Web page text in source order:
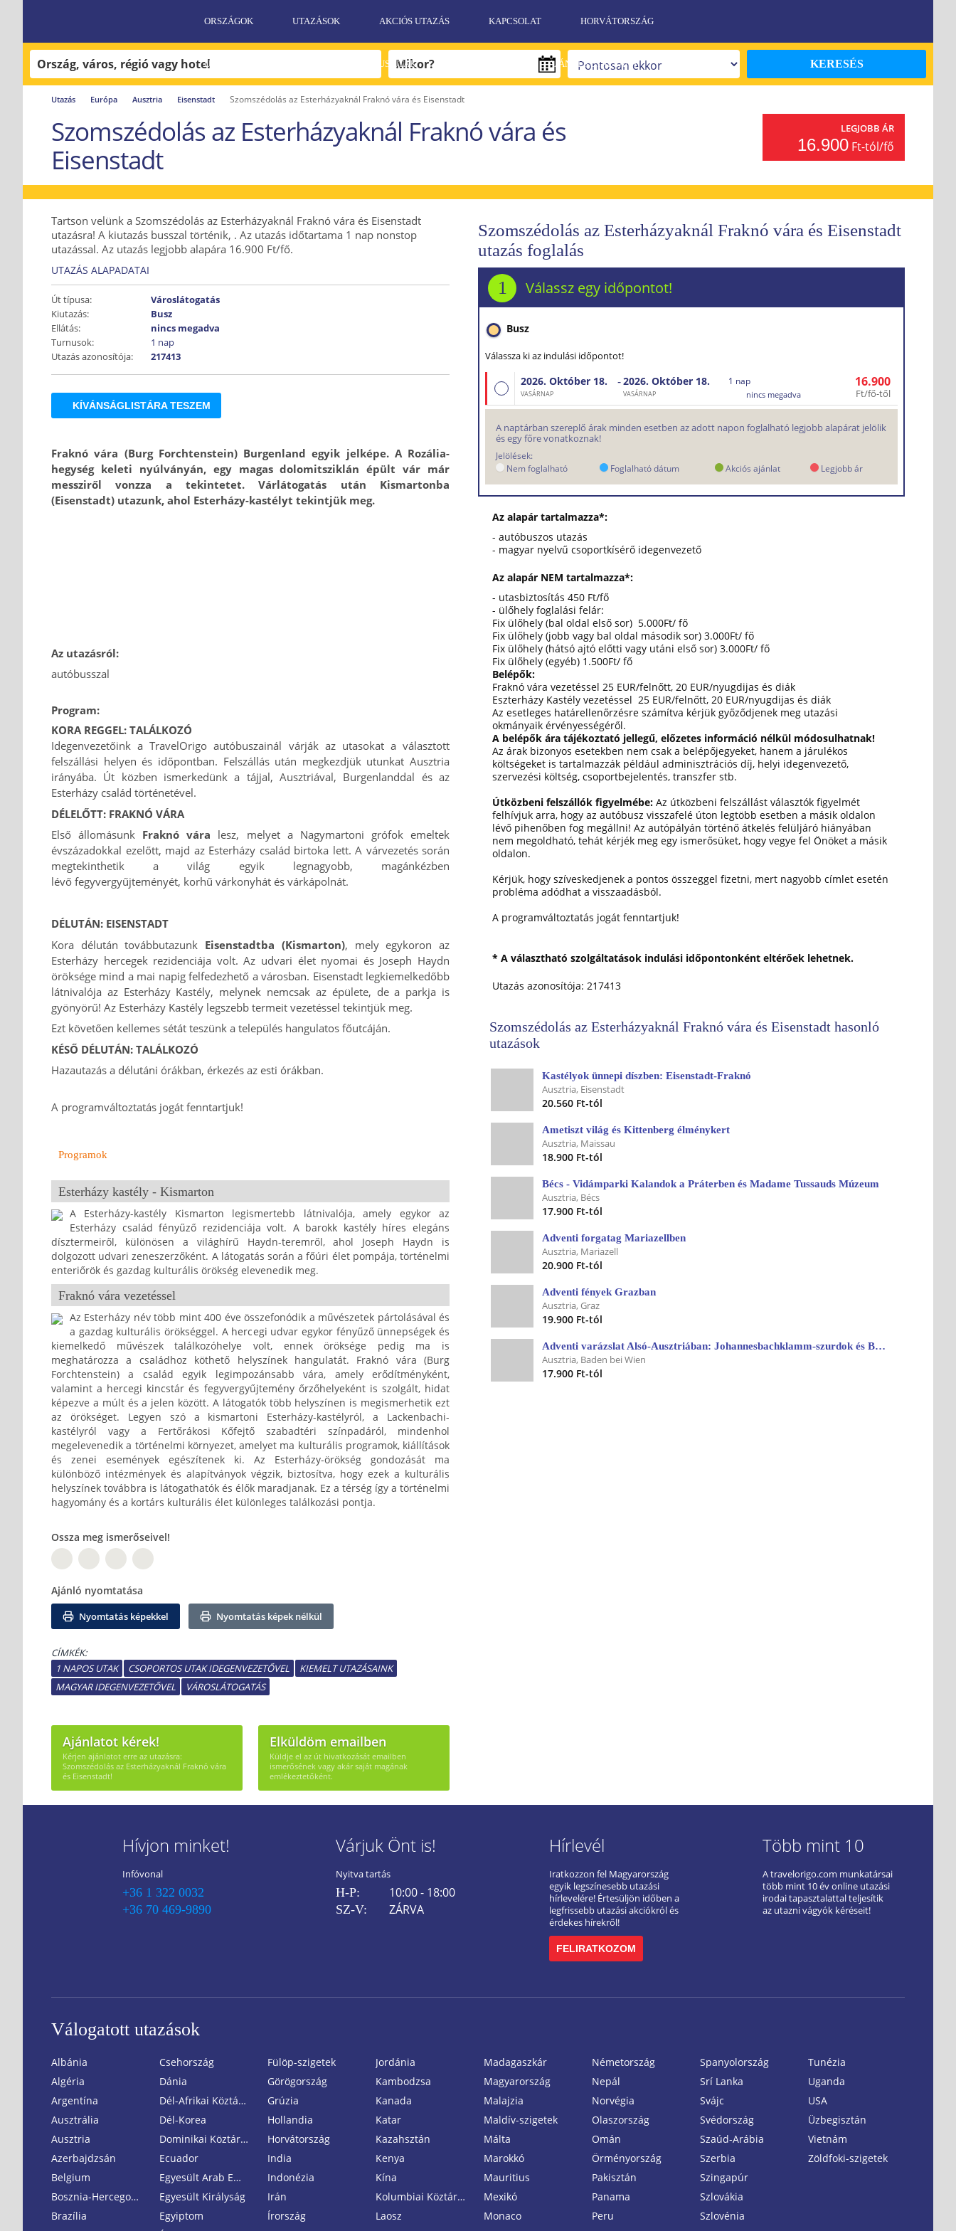
ORSZÁGOK UTAZÁSOK AKCIÓS UTAZÁS KAPCSOLAT HORVÁTORSZÁG
UTAZÁSI FELTÉTELEK EGZOTIKUS UTAK AJÁNDÉKUTALVÁNY KERESÉS
Utazás Európa Ausztria Eisenstadt Szomszédolás az Esterházyaknál Fraknó vára és Eisenstadt
Szomszédolás az Esterházyaknál Fraknó vára és
Eisenstadt
LEGJOBB ÁR
Ft-tól/fő
16.900
Szomszédolás az Esterházyaknál Fraknó vára és Eisenstadt
utazás foglalás
1 Válassz egy időpontot!
Busz
Válassza ki az indulási időpontot!
2026. Október 18.
VASÁRNAP
-2026. Október 18.
VASÁRNAP
1 nap
nincs megadva
16.900
Ft/fő-től
A naptárban szereplő árak minden esetben az adott napon foglalható legjobb alapárat jelölik
és egy főre vonatkoznak!
Jelölések:
Nem foglalható
Foglalható dátum Akciós ajánlat Legjobb ár
Tartson velünk a Szomszédolás az Esterházyaknál Fraknó vára és Eisenstadt
utazásra! A kiutazás busszal történik, . Az utazás időtartama 1 nap nonstop
utazással. Az utazás legjobb alapára 16.900 Ft/fő.
UTAZÁS ALAPADATAI
Út típusa:
Városlátogatás
Kiutazás:
Busz
Ellátás:
nincs megadva
Turnusok:
1 nap
Utazás azonosítója:
217413
KÍVÁNSÁGLISTÁRA TESZEM
Fraknó vára (Burg Forchtenstein) Burgenland egyik jelképe. A Rozália-
hegység keleti nyúlványán, egy magas dolomitsziklán épült vár már
messziről vonzza a tekintetet. Várlátogatás után Kismartonba
(Eisenstadt) utazunk, ahol Esterházy-kastélyt tekintjük meg.
Az utazásról:
autóbusszal
Program:
KORA REGGEL: TALÁLKOZÓ
Idegenvezetőink a TravelOrigo autóbuszainál várják az utasokat a választott
felszállási helyen és időpontban. Felszállás után megkezdjük utunkat Ausztria
irányába. Út közben ismerkedünk a tájjal, Ausztriával, Burgenlanddal és az
Esterházy család történetével.
DÉLELŐTT: FRAKNÓ VÁRA
Első állomásunk Fraknó vára lesz, melyet a Nagymartoni grófok emeltek
évszázadokkal ezelőtt, majd az Esterházy család birtoka lett. A várvezetés során
megtekinthetik a
világ egyik legnagyobb, magánkézben
lévő fegyvergyűjteményét, korhű várkonyhát és várkápolnát.
DÉLUTÁN: EISENSTADT
Kora délután továbbutazunk Eisenstadtba (Kismarton), mely egykoron az
Esterházy hercegek rezidenciája volt. Az udvari élet nyomai és Joseph Haydn
öröksége mind a mai napig felfedezhető a városban. Eisenstadt legkiemelkedőbb
látnivalója az Esterházy Kastély, melynek nemcsak az épülete, de a parkja is
gyönyörű! Az Esterházy Kastély legszebb termeit vezetéssel tekintjük meg.
Ezt követően kellemes sétát teszünk a település hangulatos főutcáján.
KÉSŐ DÉLUTÁN: TALÁLKOZÓ
Hazautazás a délutáni órákban, érkezés az esti órákban.
A programváltoztatás jogát fenntartjuk!
Programok
Esterházy kastély - Kismarton
A Esterházy-kastély Kismarton legismertebb látnivalója, amely egykor az
Esterházy család fényűző rezidenciája volt. A barokk kastély híres elegáns
dísztermeiről, különösen a világhírű Haydn-teremről, ahol Joseph Haydn is
dolgozott udvari zeneszerzőként. A látogatás során a főúri élet pompája, történelmi
enteriőrök és gazdag kulturális örökség elevenedik meg.
Fraknó vára vezetéssel
Az Esterházy név több mint 400 éve összefonódik a művészetek pártolásával és
a gazdag kulturális örökséggel. A hercegi udvar egykor fényűző ünnepségek és
kiemelkedő művészek találkozóhelye volt, ennek öröksége pedig ma is
meghatározza a családhoz köthető helyszínek hangulatát. Fraknó vára (Burg
Forchtenstein) a család egyik legimpozánsabb vára, amely erődítményként,
valamint a hercegi kincstár és fegyvergyűjtemény őrzőhelyeként is szolgált, hidat
képezve a múlt és a jelen között. A látogatók több helyszínen is megismerhetik ezt
az örökséget. Legyen szó a kismartoni Esterházy-kastélyról, a Lackenbachi-
kastélyról vagy a Fertőrákosi Kőfejtő szabadtéri színpadáról, mindenhol
megelevenedik a történelmi környezet, amelyet ma kulturális programok, kiállítások
és zenei események egészítenek ki. Az Esterházy-örökség gondozását ma
különböző intézmények és alapítványok végzik, biztosítva, hogy ezek a kulturális
helyszínek továbbra is látogathatók és élők maradjanak. Ez a térség így a történelmi
hagyomány és a kortárs kulturális élet különleges találkozási pontja.
Ossza meg ismerőseivel!
Ajánló nyomtatása
Nyomtatás képekkel Nyomtatás képek nélkül
CÍMKÉK:
1 NAPOS UTAK
CSOPORTOS UTAK IDEGENVEZETŐVEL
KIEMELT UTAZÁSAINK
MAGYAR IDEGENVEZETŐVEL
VÁROSLÁTOGATÁS
Ajánlatot kérek!
Kérjen ajánlatot erre az utazásra:
Szomszédolás az Esterházyaknál Fraknó vára
és Eisenstadt!
Elküldöm emailben
Küldje el az út hivatkozását emailben
ismerősének vagy akár saját magának
emlékeztetőként.
Az alapár tartalmazza*:
- autóbuszos utazás
- magyar nyelvű csoportkísérő idegenvezető
Az alapár NEM tartalmazza*:
- utasbiztosítás 450 Ft/fő
- ülőhely foglalási felár:
Fix ülőhely (bal oldal első sor) 5.000Ft/ fő
Fix ülőhely (jobb vagy bal oldal második sor) 3.000Ft/ fő
Fix ülőhely (hátsó ajtó előtti vagy utáni első sor) 3.000Ft/ fő
Fix ülőhely (egyéb) 1.500Ft/ fő
Belépők:
Fraknó vára vezetéssel 25 EUR/felnőtt, 20 EUR/nyugdijas és diák
Eszterházy Kastély vezetéssel 25 EUR/felnőtt, 20 EUR/nyugdijas és diák
Az esetleges határellenőrzésre számítva kérjük győződjenek meg utazási
okmányaik érvényességéről.
A belépők ára tájékoztató jellegű, előzetes információ nélkül módosulhatnak!
Az árak bizonyos esetekben nem csak a belépőjegyeket, hanem a járulékos
költségeket is tartalmazzák például adminisztrációs díj, helyi idegenvezető,
szervezési költség, csoportbejelentés, transzfer stb.
Útközbeni felszállók figyelmébe: Az útközbeni felszállást választók figyelmét
felhívjuk arra, hogy az autóbusz visszafelé úton legtöbb esetben a másik oldalon
lévő pihenőben fog megállni! Az autópályán történő átkelés felüljáró hiányában
nem megoldható, tehát kérjék meg egy ismerősüket, hogy vegye fel Önöket a másik
oldalon.
Kérjük, hogy szíveskedjenek a pontos összeggel fizetni, mert nagyobb címlet esetén
probléma adódhat a visszaadásból.
A programváltoztatás jogát fenntartjuk!
* A választható szolgáltatások indulási időpontonként eltérőek lehetnek.
Utazás azonosítója: 217413
Szomszédolás az Esterházyaknál Fraknó vára és Eisenstadt hasonló
utazások
Kastélyok ünnepi díszben: Eisenstadt-Fraknó
Ausztria, Eisenstadt
20.560 Ft-tól
Ametiszt világ és Kittenberg élménykert
Ausztria, Maissau
18.900 Ft-tól
Bécs - Vidámparki Kalandok a Práterben és Madame Tussauds Múzeum
Ausztria, Bécs
17.900 Ft-tól
Adventi forgatag Mariazellben
Ausztria, Mariazell
20.900 Ft-tól
Adventi fények Grazban
Ausztria, Graz
19.900 Ft-tól
Adventi varázslat Alsó-Ausztriában: Johannesbachklamm-szurdok és Baden
Ausztria, Baden bei Wien
17.900 Ft-tól
Hívjon minket!
Infóvonal
+36 1 322 0032
+36 70 469-9890
Várjuk Önt is!
Nyitva tartás
H-P: 10:00 - 18:00
SZ-V: ZÁRVA
Hírlevél
Iratkozzon fel Magyarország
egyik legszínesebb utazási
hírlevelére! Értesüljön időben a
legfrissebb utazási akciókról és
érdekes hírekről!
FELIRATKOZOM
Több mint 10
A travelorigo.com munkatársai
több mint 10 év online utazási
irodai tapasztalattal teljesítik
az utazni vágyók kéréseit!
Válogatott utazások
Albánia
Algéria
Argentína
Ausztrália
Ausztria
Azerbajdzsán
Belgium
Bosznia-Hercegovina
Brazília
Csehország
Dánia
Dél-Afrikai Köztársaság
Dél-Korea
Dominikai Köztársaság
Ecuador
Egyesült Arab Emirátusok
Egyesült Királyság
Egyiptom
Fülöp-szigetek
Görögország
Grúzia
Hollandia
Horvátország
India
Indonézia
Irán
Írország
Jordánia
Kambodzsa
Kanada
Katar
Kazahsztán
Kenya
Kína
Kolumbiai Köztársaság
Laosz
Madagaszkár
Magyarország
Malajzia
Maldív-szigetek
Málta
Marokkó
Mauritius
Mexikó
Monaco
Németország
Nepál
Norvégia
Olaszország
Omán
Örményország
Pakisztán
Panama
Peru
Spanyolország
Srí Lanka
Svájc
Svédország
Szaúd-Arábia
Szerbia
Szingapúr
Szlovákia
Szlovénia
Tunézia
Uganda
USA
Üzbegisztán
Vietnám
Zöldfoki-szigetek